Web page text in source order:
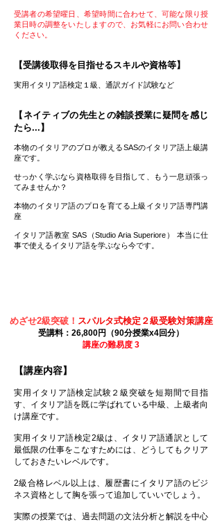
受講者の希望曜日、希望時間に合わせて、可能な限り授
業日時の調整をいたしますので、お気軽にお問い合わせ
ください。
【受講後取得を目指せるスキルや資格等】
実用イタリア語検定１級、通訳ガイド試験など
【ネイティブの先生との雑談授業に疑問を感じ
たら...】
本物のイタリアのプロが教えるSASのイタリア語上級講
座です。
せっかく学ぶなら資格取得を目指して、もう一息頑張っ
てみませんか？
本物のイタリア語のプロを育てる上級イタリア語専門講
座
イタリア語教室 SAS（Studio Aria Superiore） 本当に仕
事で使えるイタリア語を学ぶなら今です。
めざせ2級突破！ スパルタ式検定２級受験対策講座
受講料：26,800円（90分授業x4回分）
講座の難易度 3
【講座内容】
実用イタリア語検定試験２級突破を短期間で目指
す、イタリア語を既に学ばれている中級、上級者向
け講座です。
実用イタリア語検定2級は、イタリア語通訳として
最低限の仕事をこなすためには、どうしてもクリア
しておきたいレベルです。
2級合格レベル以上は、履歴書にイタリア語のビジ
ネス資格として胸を張って追加していいでしょう。
​実際の授業では、過去問題の文法分析と解説を中心